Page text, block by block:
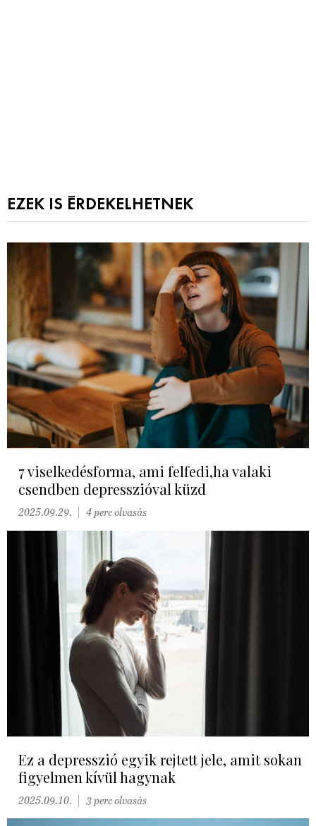
EZEK IS ÉRDEKELHETNEK
7 viselkedésforma, ami felfedi,ha valaki
csendben depresszióval küzd
2025.09.29. 4 perc olvasás
Ez a depresszió egyik rejtett jele, amit sokan
figyelmen kívül hagynak
2025.09.10. 3 perc olvasás